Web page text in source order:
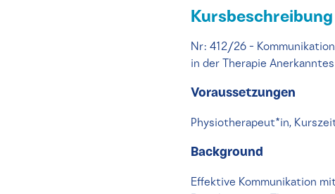
Kursbeschreibung
Nr: 412/26 -
in der Therapie
Voraussetzungen
Physiotherapeut*in,
Background
Effektive Kommunikation